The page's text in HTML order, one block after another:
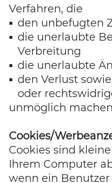
Verfahren, die
den unbefugten
die unerlaubte
Verbreitung
die unerlaubte
den Verlust
oder
unmöglich
Cookies/
Cookies sind
Ihrem Computer
wenn ein